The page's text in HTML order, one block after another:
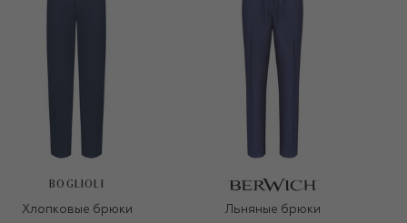
BOGLIOLI
Хлопковые брюки
Льняные брюки